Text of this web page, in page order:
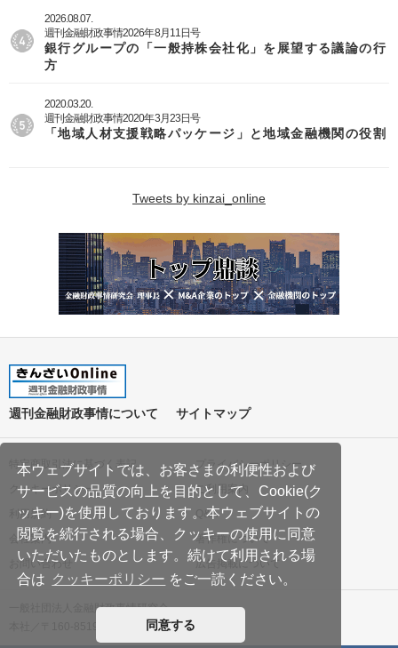
本ウェブサイトでは、お客さまの利便性および
サービスの品質の向上を目的として、Cookie(ク
ッキー)を使用しております。本ウェブサイトの
閲覧を続行される場合、クッキーの使用に同意
いただいたものとします。続けて利用される場
合は クッキーポリシー をご一読ください。
同意する
2026.08.07.
週刊金融財政事情2026年8月11日号
銀行グループの「一般持株会社化」を展望する議論の行
方
2020.03.20.
週刊金融財政事情2020年3月23日号
「地域人材支援戦略パッケージ」と地域金融機関の役割
Tweets by kinzai_online
週刊金融財政事情について サイトマップ
特定商取引法に基づく表記
プライバシーポリシー
クッキーポリシー
ご利用案内
利用規約
Q&A
会社案内
著作権について
お問い合わせ
広告掲載について
一般社団法人金融財政事情研究会
本社／〒160-8519 東京都新宿区南元町19